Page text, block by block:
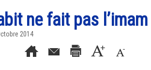
ne fait pas l’imam
2014